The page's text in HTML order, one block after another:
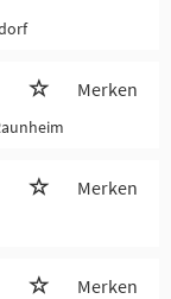
Merken
Merken
Merken